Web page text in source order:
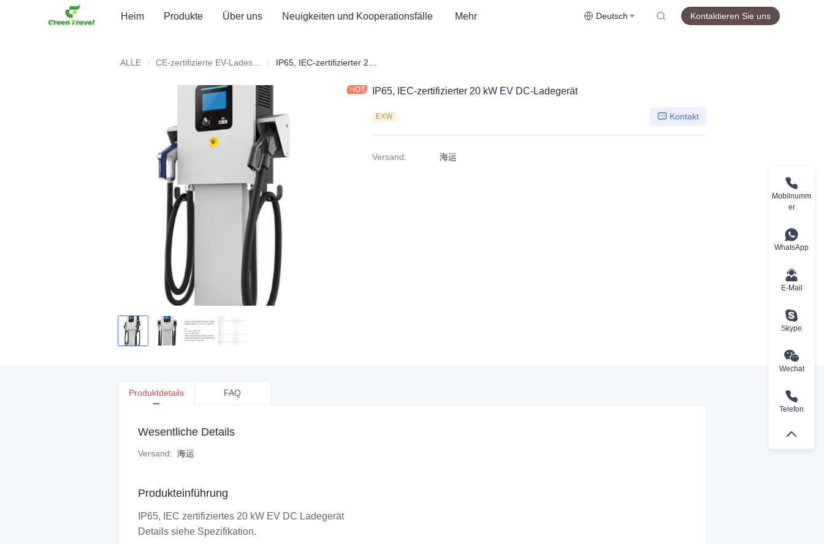
Heim Produkte Über uns Neuigkeiten und Kooperationsfälle Mehr Deutsch Kontaktieren Sie uns
ALLE CE-zertifizierte EV-Ladestation
IP65, IEC-zertifizierter 20 kW EV DC-Ladegerät
EXW Kontakt
Versand: 海运
Produktdetails FAQ
Wesentliche Details
Versand: 海运
Produkteinführung
IP65, IEC zertifiziertes 20 kW EV DC Ladegerät
Details siehe Spezifikation.
Mobilnumm
er
WhatsApp
E-Mail
Skype
Wechat
Telefon